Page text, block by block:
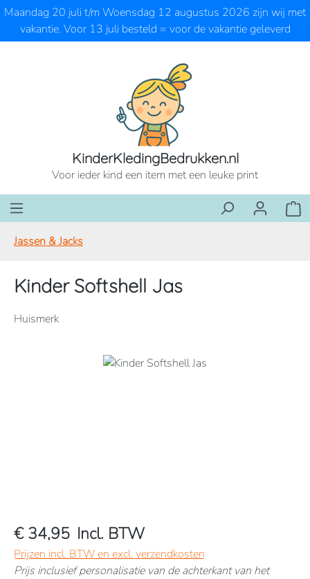
Ga naar de hoofdinhoud
Maandag 20 juli t/m Woensdag 12 augustus 2026 zijn wij met
vakantie. Voor 13 juli besteld = voor de vakantie geleverd
KinderKledingBedrukken.nl
Voor ieder kind een item met een leuke print
Jassen & Jacks
Kinder Softshell Jas
Huismerk
Afbeeldingengalerij overslaan
€ 34,95 Incl. BTW
Prijzen incl. BTW en excl. verzendkosten
Prijs inclusief personalisatie van de achterkant van het